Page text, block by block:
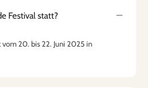
Festival statt?
vom 20. bis 22. Juni 2025 in